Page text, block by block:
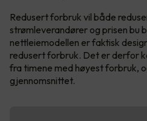
Redusert forbruk vil både
strømleverandører og prisen bu
nettleiemodellen er faktisk
redusert forbruk. Det er derfor
fra timene med høyest forbruk,
gjennomsnittet.